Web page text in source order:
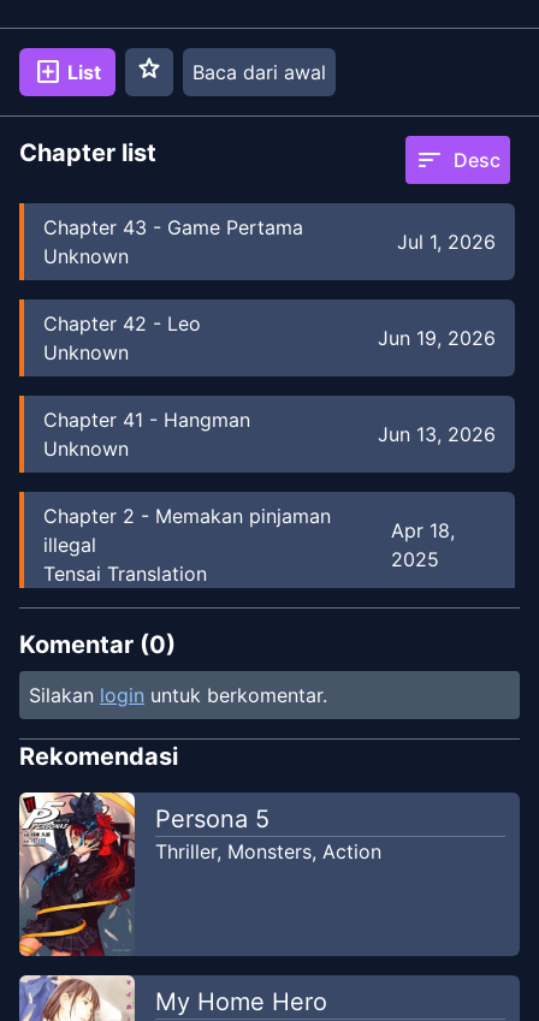
add_box List star Baca dari awal
Chapter list sort Desc
Chapter 43 - Game Pertama
Unknown
Jul 1, 2026
Chapter 42 - Leo
Unknown
Jun 19, 2026
Chapter 41 - Hangman
Unknown
Jun 13, 2026
Chapter 2 - Memakan pinjaman
illegal
Tensai Translation
Apr 18,
2025
Chapter1-Penjudi
Unknown
Komentar (0)
Silakan login untuk berkomentar.
Rekomendasi
Persona 5
Thriller, Monsters, Action
My Home Hero